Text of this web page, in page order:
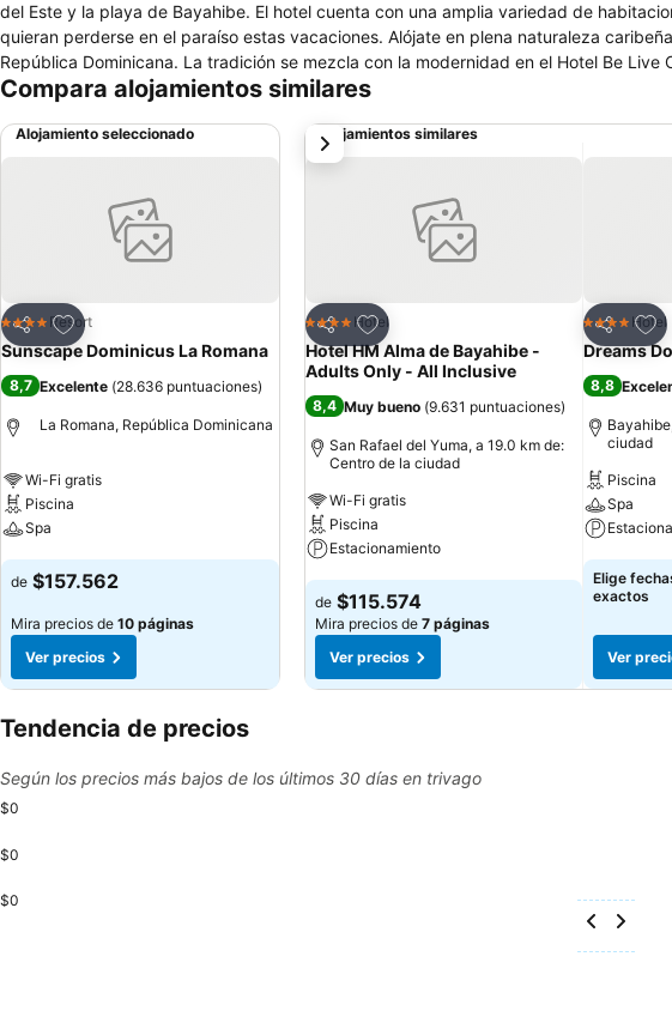
del Este y la playa de Bayahibe. El hotel cuenta con una amplia variedad de
quieran perderse en el paraíso estas vacaciones. Alójate en plena naturaleza caribeña, junto a un lago y espléndidos jardines, en el corazón de la
República Dominicana. La tradición se mezcla con la modernidad en el Hotel Be
Compara alojamientos similares
Alojamiento seleccionado
Compartir
Agregar a favoritos
4 EstrellasResort
Sunscape Dominicus La Romana
8,7 Excelente (28.636 puntuaciones)
La Romana, República Dominicana
Wi-Fi gratis
Piscina
Spa
Ver precios
de $157.562
Mira precios de 10 páginas
Ver precios
Alojamientos similares
Compartir
Agregar a favoritos
4 EstrellasHotel
Hotel HM Alma de Bayahibe -
Adults Only - All Inclusive
8,4 Muy bueno (9.631 puntuaciones)
San Rafael del Yuma, a 19.0 km de:
Centro de la ciudad
Wi-Fi gratis
Piscina
Estacionamiento
Ver precios
de $115.574
Mira precios de 7 páginas
Ver precios
Compartir
4 EstrellasHotel
Dreams
8,8
ciudad
Piscina
Spa
Ver
Elige
exactos
Ver
siguiente
Tendencia de precios
Según los precios más bajos de los últimos 30 días en trivago
$0
$0
$0